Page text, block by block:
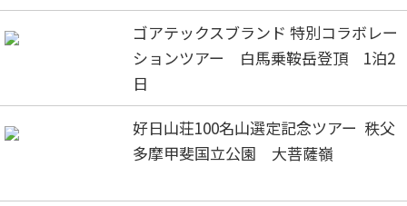
ゴアテックスブランド 特別コラボレー
ションツアー 白馬乗鞍岳登頂 1泊2
日
好日山荘100名山選定記念ツアー 秩父
多摩甲斐国立公園 大菩薩嶺